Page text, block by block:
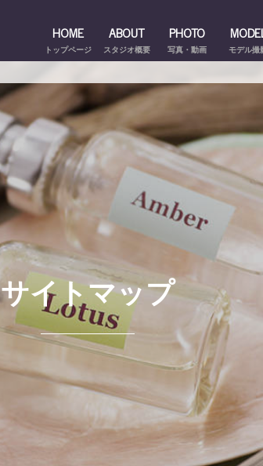
HOME
トップページ
ABOUT
スタジオ概要
PHOTO
写真・動画 モデル撮
サイトマップ